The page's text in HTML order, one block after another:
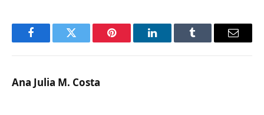
FacebookTwitter Pinterest LinkedInTumblr Email
Ana Julia M. Costa